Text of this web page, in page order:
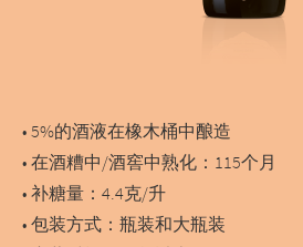
• 5%的酒液在橡木桶中酿造
• 在酒糟中/酒窖中熟化：115个月
• 补糖量：4.4克/升
• 包装方式：瓶装和大瓶装